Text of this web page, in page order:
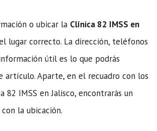
o ubicar la Clínica 82 IMSS en
lugar correcto. La dirección, teléfonos
útil es lo que podrás
artículo. Aparte, en el recuadro con los
82 IMSS en Jalisco, encontrarás un
la ubicación.